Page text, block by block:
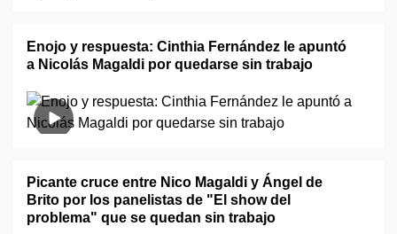
Enojo y respuesta: Cinthia Fernández le apuntó
a Nicolás Magaldi por quedarse sin trabajo
Picante cruce entre Nico Magaldi y Ángel de
Brito por los panelistas de "El show del
problema" que se quedan sin trabajo